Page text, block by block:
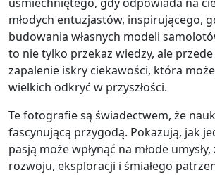
uśmiechniętego, gdy odpowiada na
młodych entuzjastów, inspirującego,
budowania własnych modeli
to nie tylko przekaz wiedzy, ale
zapalenie iskry ciekawości, która
wielkich odkryć w przyszłości.
Te fotografie są świadectwem, że
fascynującą przygodą. Pokazują, jak
pasją może wpłynąć na młode
rozwoju, eksploracji i śmiałego